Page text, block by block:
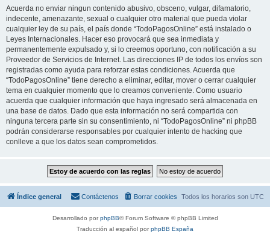
Acuerda no enviar ningun contenido abusivo, obsceno, vulgar, difamatorio,
indecente, amenazante, sexual o cualquier otro material que pueda violar
cualquier ley de su país, el país donde “TodoPagosOnline” está instalado o
Leyes Internacionales. Hacer eso provocará que sea inmediata y
permanentemente expulsado y, si lo creemos oportuno, con notificación a su
Proveedor de Servicios de Internet. Las direcciones IP de todos los envíos son
registradas como ayuda para reforzar estas condiciones. Acuerda que
“TodoPagosOnline” tiene derecho a eliminar, editar, mover o cerrar cualquier
tema en cualquier momento que lo creamos conveniente. Como usuario
acuerda que cualquier información que haya ingresado será almacenada en
una base de datos. Dado que esta información no será compartida con
ninguna tercera parte sin su consentimiento, ni “TodoPagosOnline” ni phpBB
podrán considerarse responsables por cualquier intento de hacking que
conlleve a que los datos sean comprometidos.
Índice general Todos los horarios son UTC
Borrar cookies
Contáctenos
Desarrollado porphpBB® Forum Software © phpBB Limited
Traducción al español porphpBB España